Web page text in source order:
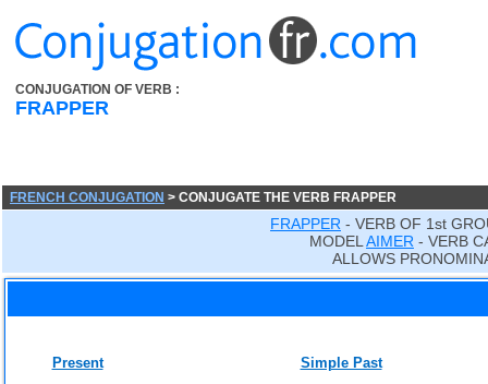
CONJUGATION OF VERB :
FRAPPER
FRENCH CONJUGATION > CONJUGATE THE VERB FRAPPER
FRAPPER - VERB OF 1st
MODEL AIMER - VERB
ALLOWS
Present
Simple Past